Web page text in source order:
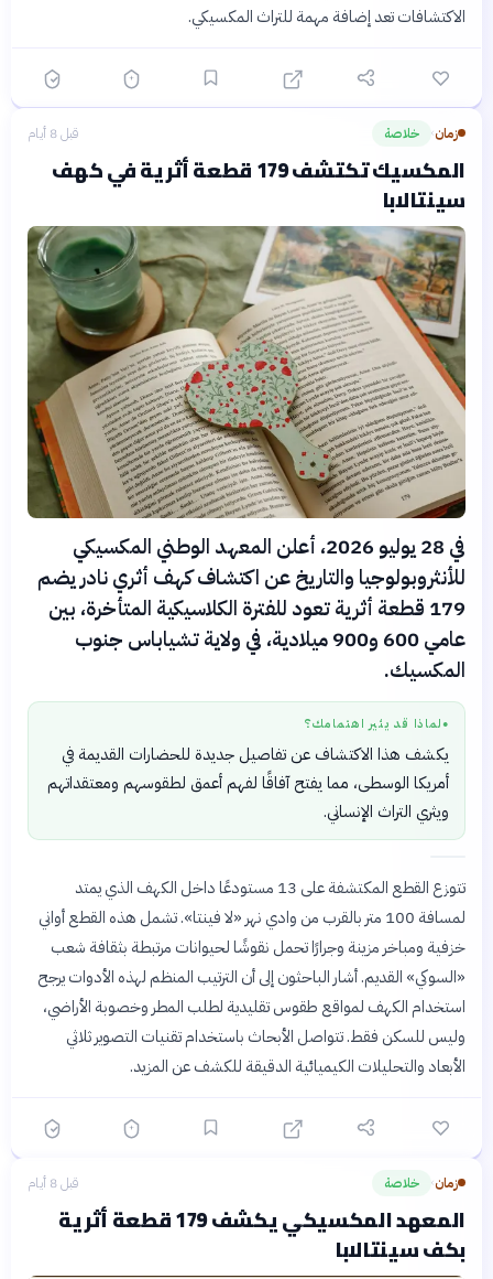
الاكتشافات تعد إضافة مهمة للتراث المكسيكي.
زمان› خلاصة قبل 8 أيام
المكسيك تكتشف 179 قطعة أثرية في كهف
سينتالابا
في 28 يوليو 2026، أعلن المعهد الوطني المكسيكي
للأنثروبولوجيا والتاريخ عن اكتشاف كهف أثري نادر يضم
179 قطعة أثرية تعود للفترة الكلاسيكية المتأخرة، بين
عامي 600 و900 ميلادية، في ولاية تشياباس جنوب
المكسيك.
● لماذا قد يثير اهتمامك؟
يكشف هذا الاكتشاف عن تفاصيل جديدة للحضارات القديمة في
أمريكا الوسطى، مما يفتح آفاقًا لفهم أعمق لطقوسهم ومعتقداتهم
ويثري التراث الإنساني.
تتوزع القطع المكتشفة على 13 مستودعًا داخل الكهف الذي يمتد
لمسافة 100 متر بالقرب من وادي نهر «لا فينتا». تشمل هذه القطع أواني
خزفية ومباخر مزينة وجرارًا تحمل نقوشًا لحيوانات مرتبطة بثقافة شعب
«السوكي» القديم. أشار الباحثون إلى أن الترتيب المنظم لهذه الأدوات يرجح
استخدام الكهف لمواقع طقوس تقليدية لطلب المطر وخصوبة الأراضي،
وليس للسكن فقط. تتواصل الأبحاث باستخدام تقنيات التصوير ثلاثي
الأبعاد والتحليلات الكيميائية الدقيقة للكشف عن المزيد.
زمان› خلاصة قبل 8 أيام
المعهد المكسيكي يكشف 179 قطعة أثرية
بكف سينتالابا